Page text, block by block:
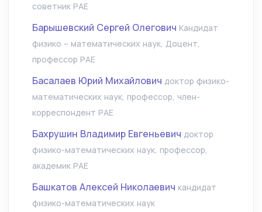
советник РАЕ
Барышевский Сергей Олегович Кандидат
физико – математических наук, Доцент,
профессор РАЕ
Басалаев Юрий Михайлович доктор физико-
математических наук, профессор, член-
корреспондент РАЕ
Бахрушин Владимир Евгеньевич доктор
физико-математических наук, профессор,
академик РАЕ
Башкатов Алексей Николаевич кандидат
физико-математических наук